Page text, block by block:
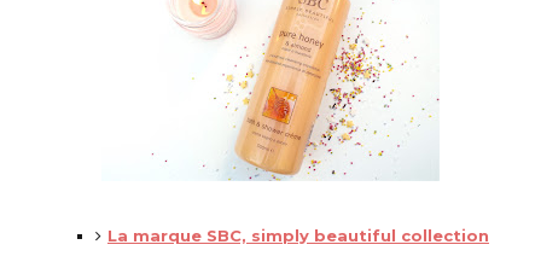
La marque SBC, simply beautiful collection